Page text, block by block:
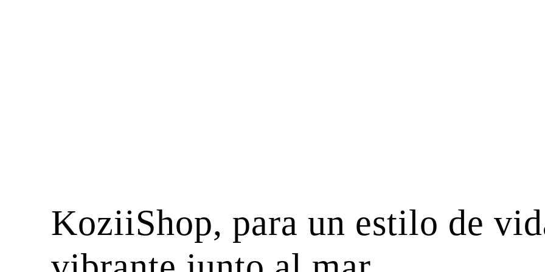
KoziiShop, para un estilo de